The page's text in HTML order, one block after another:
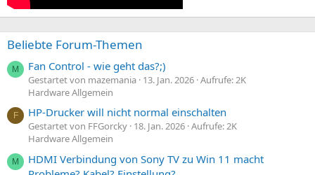
Beliebte Forum-Themen
M Fan Control - wie geht das?;)
Gestartet von mazemania 13. Jan. 2026 Aufrufe: 2K
Hardware Allgemein
F HP-Drucker will nicht normal einschalten
Gestartet von FFGorcky 18. Jan. 2026 Aufrufe: 2K
Hardware Allgemein
M
HDMI Verbindung von Sony TV zu Win 11 macht